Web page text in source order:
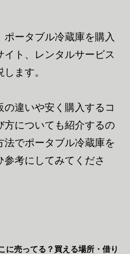
ータブル冷蔵庫を購入
イト、レンタルサービス
ます。
違いや安く購入するコ
方についても紹介するの
法でポータブル冷蔵庫を
参考にしてみてくださ
に売ってる？買える場所・借り